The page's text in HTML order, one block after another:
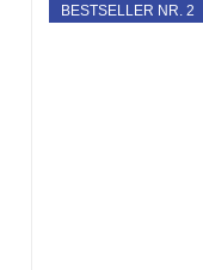
BESTSELLER NR. 2